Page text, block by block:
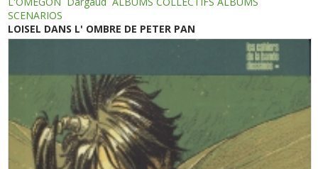
SCENARIOS
LOISEL DANS L' OMBRE DE PETER PAN